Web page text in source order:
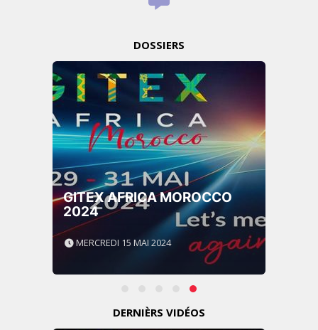
DOSSIERS
GITEX AFRICA MOROCCO
2024
MERCREDI 15 MAI 2024
DERNIÈRS VIDÉOS